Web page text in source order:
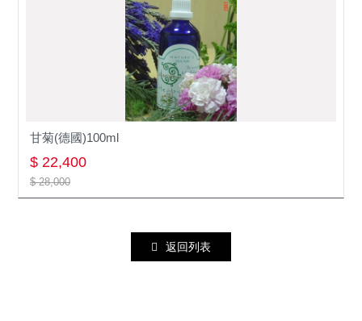
甘菊(德國)100ml
$ 22,400
$ 28,000
返回列表